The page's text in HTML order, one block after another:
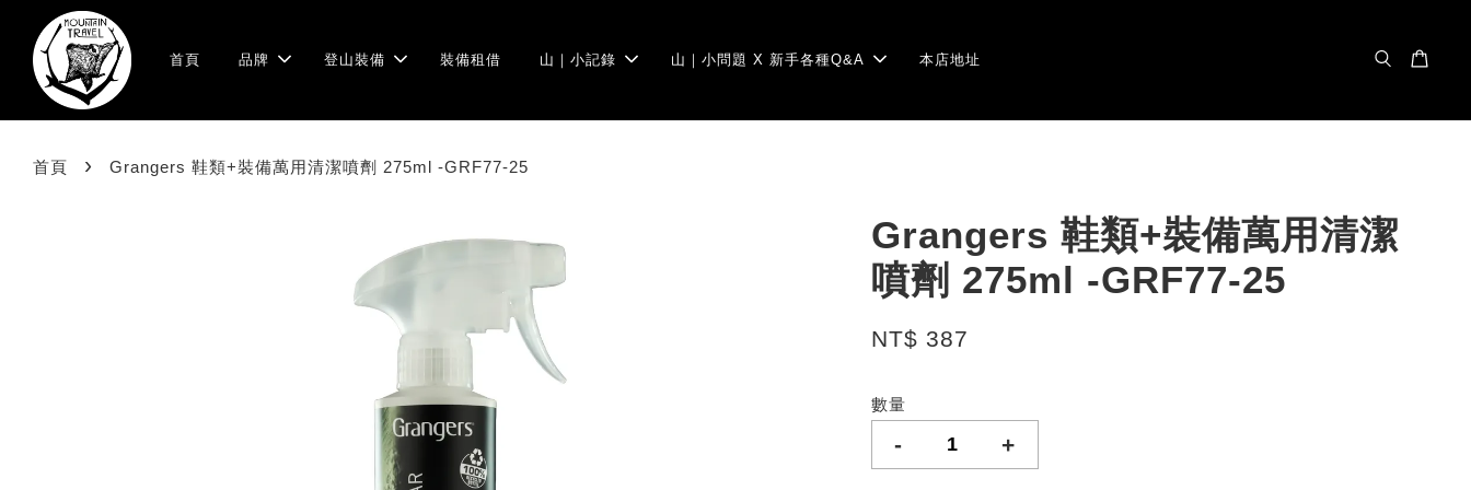
首頁 品牌 登山裝備 裝備租借 山｜小記錄 山｜小問題 X 新手各種Q&A 本店地址
首頁 › Grangers 鞋類+裝備萬用清潔噴劑 275ml -GRF77-25
Grangers 鞋類+裝備萬用清潔
噴劑 275ml -GRF77-25
NT$ 387
數量
- +